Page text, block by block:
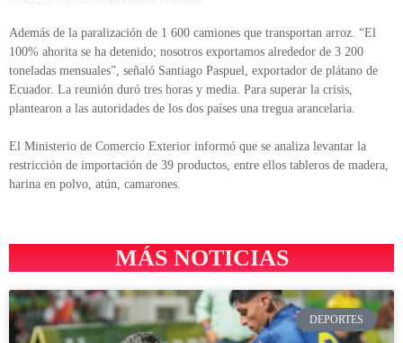
Además de la paralización de 1 600 camiones que transportan arroz. “El
100% ahorita se ha detenido; nosotros exportamos alrededor de 3 200
toneladas mensuales”, señaló Santiago Paspuel, exportador de plátano de
Ecuador. La reunión duró tres horas y media. Para superar la crisis,
plantearon a las autoridades de los dos países una tregua arancelaria.
El Ministerio de Comercio Exterior informó que se analiza levantar la
restricción de importación de 39 productos, entre ellos tableros de madera,
harina en polvo, atún, camarones.
MÁS NOTICIAS
DEPORTES